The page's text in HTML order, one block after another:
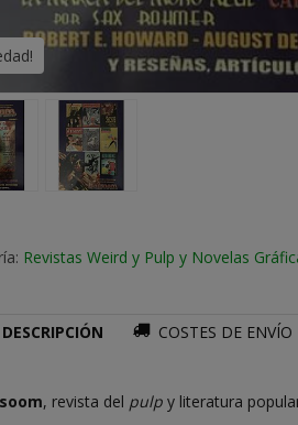
Revistas Weird y Pulp y Novelas
DESCRIPCIÓN COSTES DE ENVÍO
, revista del pulp y literatura